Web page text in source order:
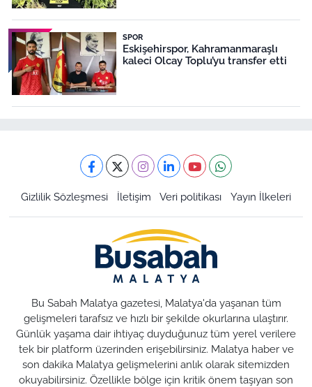
SPOR
Eskişehirspor, Kahramanmaraşlı
kaleci Olcay Toplu’yu transfer etti
Gizlilik Sözleşmesi İletişim Veri politikası Yayın İlkeleri
Bu Sabah Malatya gazetesi, Malatya'da yaşanan tüm
gelişmeleri tarafsız ve hızlı bir şekilde okurlarına ulaştırır.
Günlük yaşama dair ihtiyaç duyduğunuz tüm yerel verilere
tek bir platform üzerinden erişebilirsiniz. Malatya haber ve
son dakika Malatya gelişmelerini anlık olarak sitemizden
okuyabilirsiniz. Özellikle bölge için kritik önem taşıyan son